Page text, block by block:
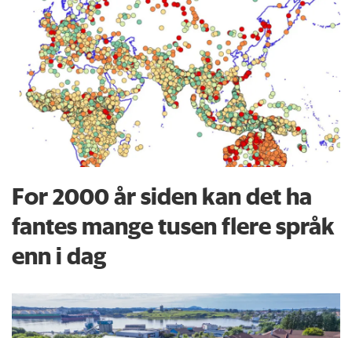
For 2000 år siden kan det ha
fantes mange tusen flere språk
enn i dag